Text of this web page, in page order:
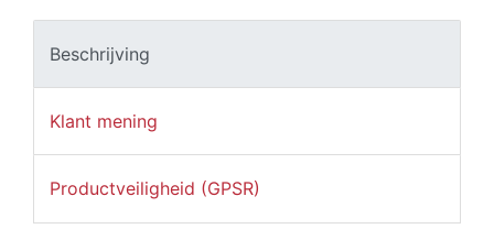
Beschrijving
Klant mening
Productveiligheid (GPSR)